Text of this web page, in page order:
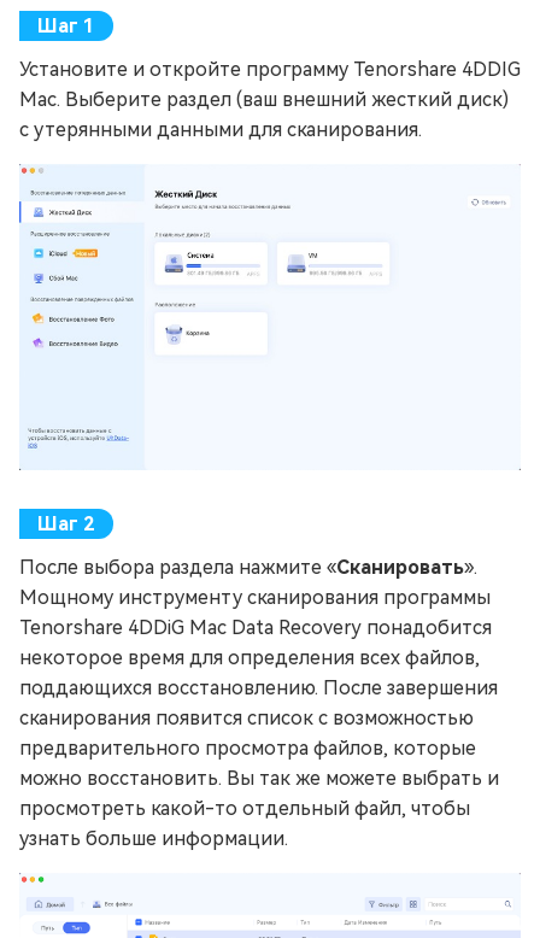
Установите и откройте программу Tenorshare 4DDIG
Mac. Выберите раздел (ваш внешний жесткий диск)
с утерянными данными для сканирования.
После выбора раздела нажмите «Сканировать».
Мощному инструменту сканирования программы
Tenorshare 4DDiG Mac Data Recovery понадобится
некоторое время для определения всех файлов,
поддающихся восстановлению. После завершения
сканирования появится список с возможностью
предварительного просмотра файлов, которые
можно восстановить. Вы так же можете выбрать и
просмотреть какой-то отдельный файл, чтобы
узнать больше информации.